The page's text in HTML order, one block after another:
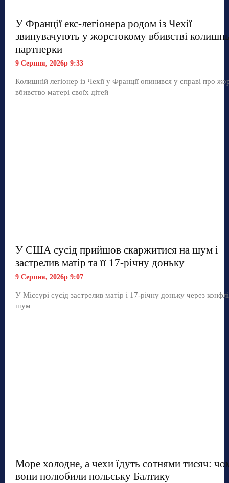
У Франції екс-легіонера родом із Чехії
звинувачують у жорстокому вбивстві
партнерки
9 Серпня, 2026р 9:33
Колишній легіонер із Чехії у Франції опинився у справі про
вбивство матері своїх дітей
У США сусід прийшов скаржитися на шум і
застрелив матір та її 17-річну доньку
9 Серпня, 2026р 9:07
У Міссурі сусід застрелив матір і 17-річну доньку через
шум
Море холодне, а чехи їдуть сотнями тисяч:
вони полюбили польську Балтику